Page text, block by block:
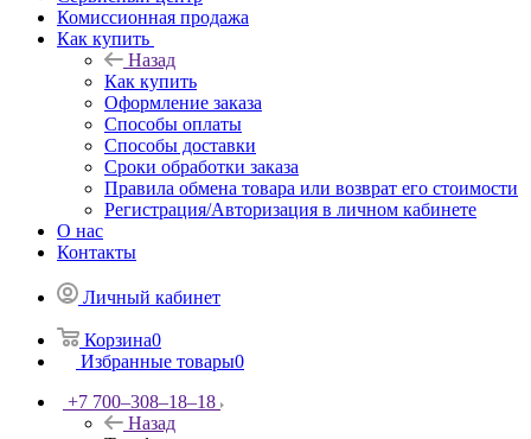
Комиссионная продажа
Как купить
Назад
Как купить
Оформление заказа
Способы оплаты
Способы доставки
Сроки обработки заказа
Правила обмена товара или возврат его стоимости
Регистрация/Авторизация в личном кабинете
О нас
Контакты
Личный кабинет
Корзина0
Избранные товары0
+7 700‒308‒18‒18
Назад